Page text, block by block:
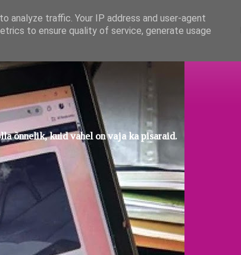
õnnelik, kuid vahel on vaja ka pisaraid.
analyze traffic. Your IP address and user-agent
to ensure quality of service, generate usage